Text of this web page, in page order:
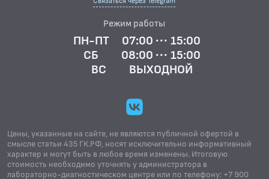
Режим работы
ПН-ПТ
07:00 ··· 15:00
СБ
08:00 ··· 15:00
ВС
ВЫХОДНОЙ
Цены, указанные на сайте, не являются публичной офертой в
смысле статьи 435 ГК.РФ, носят исключительно информативный
характер и могут быть в любое время изменены. Итоговую
стоимость необходимо уточнять у администратора в
лабораторно-диагностическом центре или по телефону: +7 900